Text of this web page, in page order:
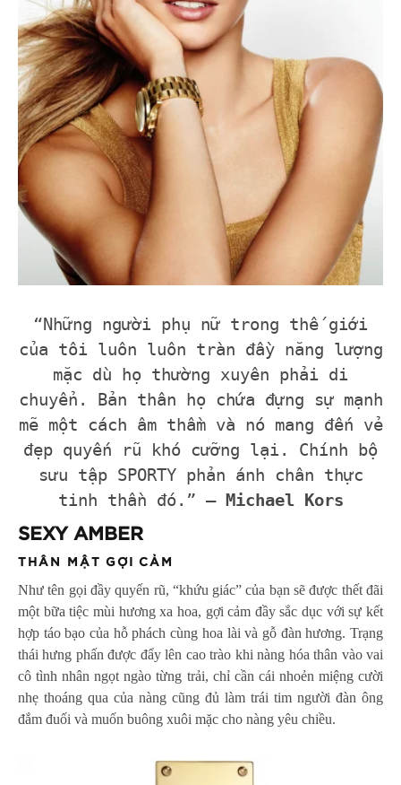
“Những người phụ nữ trong thế giới
của tôi luôn luôn tràn đầy năng lượng
mặc dù họ thường xuyên phải di
chuyển. Bản thân họ chứa đựng sự mạnh
mẽ một cách âm thầm và nó mang đến vẻ
đẹp quyến rũ khó cưỡng lại. Chính bộ
sưu tập SPORTY phản ánh chân thực
tinh thần đó.” – Michael Kors
SEXY AMBER
THÂN MẬT GỢI CẢM
Như tên gọi đầy quyến rũ, “khứu giác” của bạn sẽ được thết đãi
một bữa tiệc mùi hương xa hoa, gợi cảm đầy sắc dục với sự kết
hợp táo bạo của hỗ phách cùng hoa lài và gỗ đàn hương. Trạng
thái hưng phấn được đẩy lên cao trào khi nàng hóa thân vào vai
cô tình nhân ngọt ngào từng trải, chỉ cần cái nhoẻn miệng cười
nhẹ thoáng qua của nàng cũng đủ làm trái tim người đàn ông
đắm đuối và muốn buông xuôi mặc cho nàng yêu chiều.